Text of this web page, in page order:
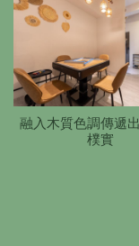
融入木質色調傳遞
樸實